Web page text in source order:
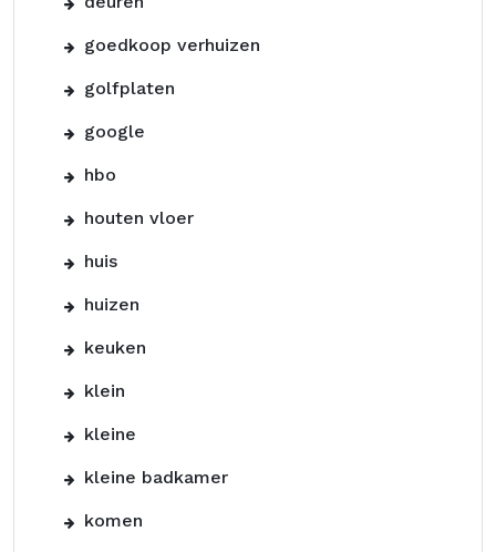
goedkoop verhuizen
golfplaten
google
hbo
houten vloer
huis
huizen
keuken
klein
kleine
kleine badkamer
komen